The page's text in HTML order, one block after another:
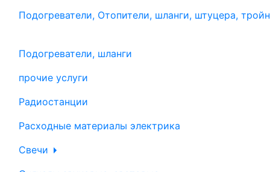
Подогреватели, Отопители, шланги, штуцера,
Подогреватели, шланги
прочие услуги
Радиостанции
Расходные материалы электрика
Свечи